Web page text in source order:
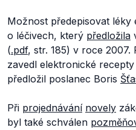
Možnost předepisovat léky
o léčivech, který předložila
(.pdf, str. 185) v roce
zavedl elektronické recepty
předložil poslanec Boris
Při projednávání novely
byl také schválen